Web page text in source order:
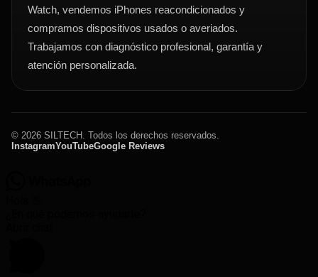
Watch, vendemos iPhones reacondicionados y
compramos dispositivos usados o averiados.
Trabajamos con diagnóstico profesional, garantía y
atención personalizada.
© 2026 SILTECH. Todos los derechos reservados.
InstagramYouTubeGoogle Reviews